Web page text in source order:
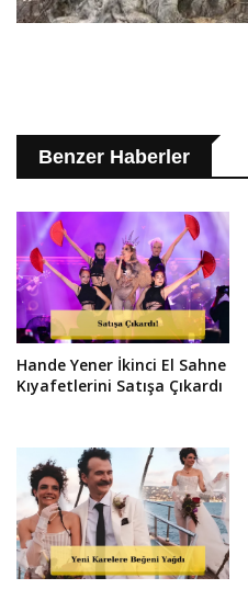
Benzer Haberler
Hande Yener İkinci El Sahne
Kıyafetlerini Satışa Çıkardı